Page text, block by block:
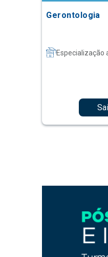
Gerontologia
Especialização